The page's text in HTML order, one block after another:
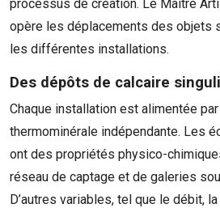
processus de création. Le Maître
opère les déplacements des objets
les différentes installations.
Des dépôts de calcaire
Chaque installation est alimentée
thermominérale indépendante. Les
ont des propriétés physico-
réseau de captage et de galeries
D’autres variables, tel que le débit,